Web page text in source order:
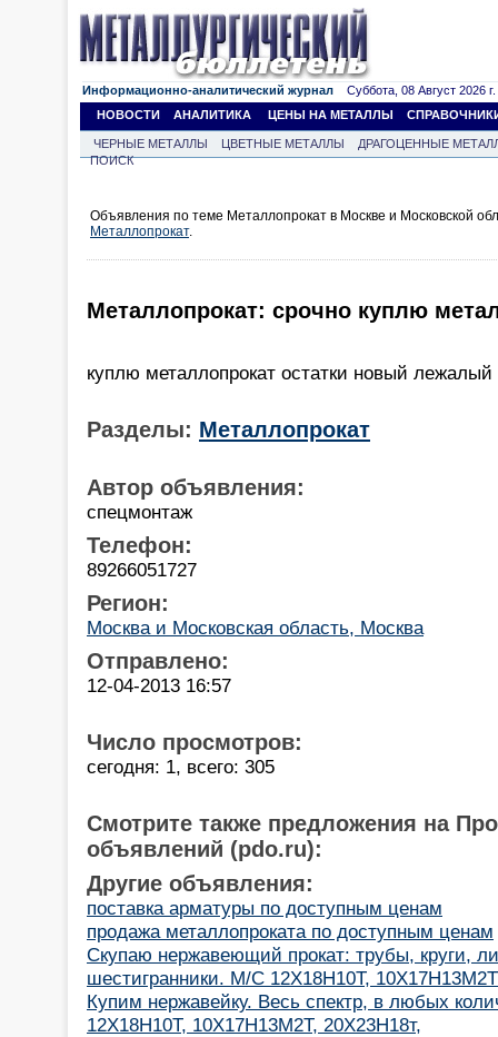
Информационно-аналитический журнал Суббота, 08 Август 2026 г.
НОВОСТИ
АНАЛИТИКА ЦЕНЫ НА МЕТАЛЛЫ
ЧЕРНЫЕ МЕТАЛЛЫ ЦВЕТНЫЕ МЕТАЛЛЫ
ДРАГОЦЕННЫЕ
ПОИСК
Объявления по теме Металлопрокат в Москве и Московской
Металлопрокат.
Металлопрокат: срочно куплю
куплю металлопрокат остатки новый
Разделы: Металлопрокат
Автор объявления:
спецмонтаж
Телефон:
89266051727
Регион:
Москва и Московская область, Москва
Отправлено:
12-04-2013 16:57
Число просмотров:
сегодня: 1, всего: 305
Смотрите также предложения на
объявлений (pdo.ru):
Другие объявления:
поставка арматуры по доступным ценам
продажа металлопроката по доступным ценам
Скупаю нержавеющий прокат: трубы, круги,
шестигранники. М/С 12Х18Н10Т, 10Х17Н13М2Т
Купим нержавейку. Весь спектр, в любых
12Х18Н10Т, 10Х17Н13М2Т, 20Х23Н18т,